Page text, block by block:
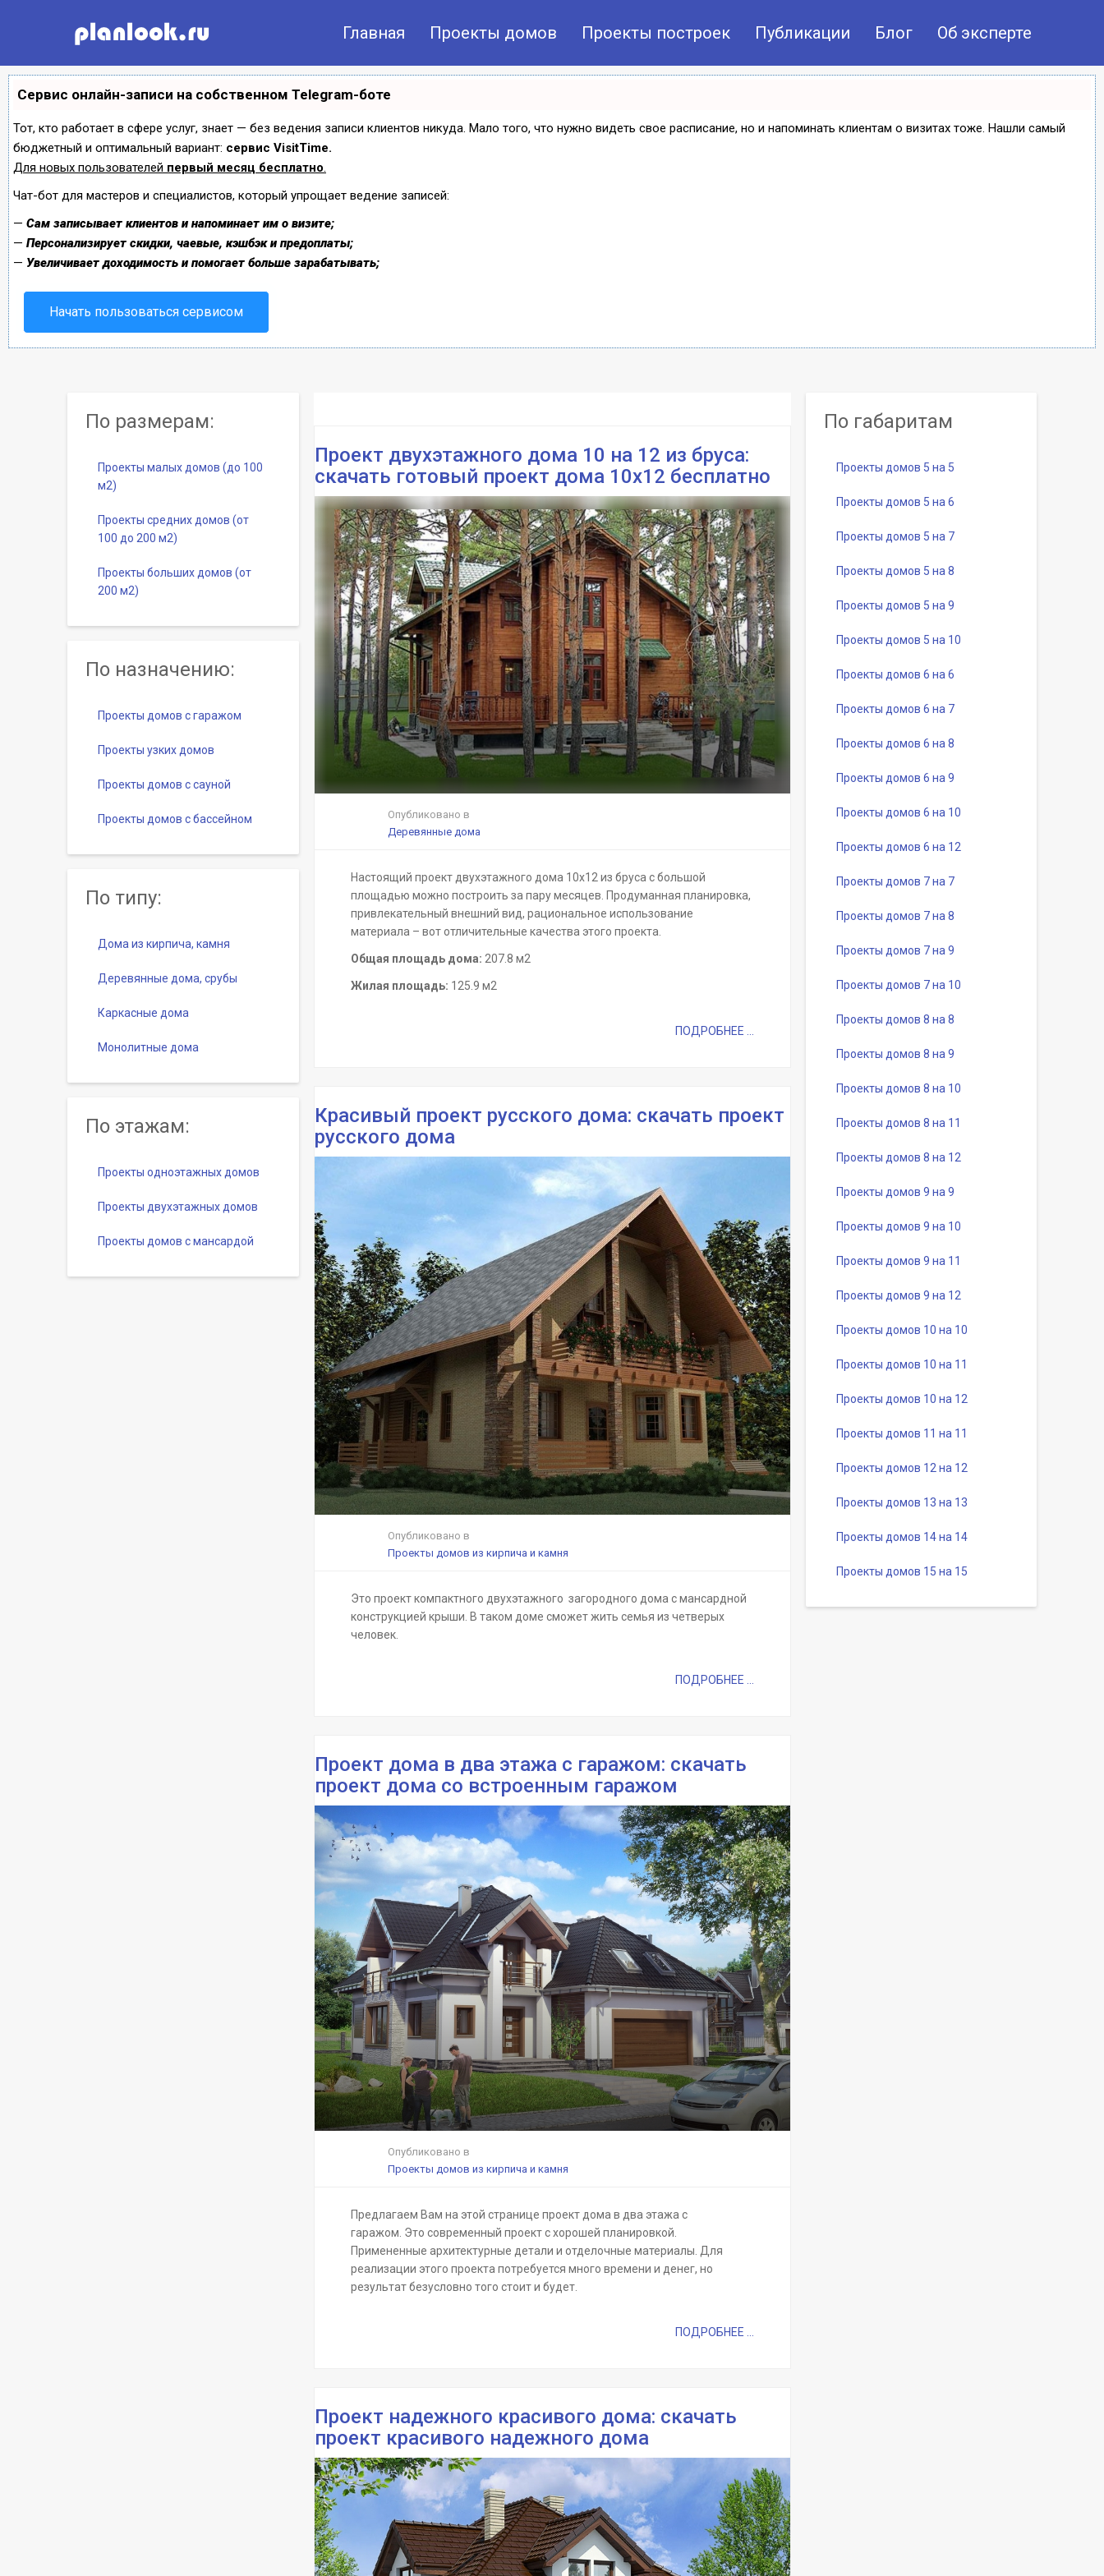
Главная Проекты домов Проекты построек Публикации Блог Об эксперте
Сервис онлайн-записи на собственном Telegram-боте
Тот, кто работает в сфере услуг, знает — без ведения записи клиентов никуда. Мало того, что нужно видеть свое расписание, но и напоминать клиентам о визитах тоже. Нашли самый
бюджетный и оптимальный вариант: сервис VisitTime.
Для новых пользователей первый месяц бесплатно.
Чат-бот для мастеров и специалистов, который упрощает ведение записей:
— Сам записывает клиентов и напоминает им о визите;
— Персонализирует скидки, чаевые, кэшбэк и предоплаты;
— Увеличивает доходимость и помогает больше зарабатывать;
Начать пользоваться сервисом
Проект двухэтажного дома 10 на 12 из бруса:
скачать готовый проект дома 10х12 бесплатно
Опубликовано в
Деревянные дома
Настоящий проект двухэтажного дома 10х12 из бруса с большой
площадью можно построить за пару месяцев. Продуманная планировка,
привлекательный внешний вид, рациональное использование
материала – вот отличительные качества этого проекта.
Общая площадь дома: 207.8 м2
Жилая площадь: 125.9 м2
ПОДРОБНЕЕ ...
Красивый проект русского дома: скачать проект
русского дома
Опубликовано в
Проекты домов из кирпича и камня
Это проект компактного двухэтажного загородного дома с мансардной
конструкцией крыши. В таком доме сможет жить семья из четверых
человек.
ПОДРОБНЕЕ ...
Проект дома в два этажа с гаражом: скачать
проект дома со встроенным гаражом
Опубликовано в
Проекты домов из кирпича и камня
Предлагаем Вам на этой странице проект дома в два этажа с
гаражом. Это современный проект с хорошей планировкой.
Примененные архитектурные детали и отделочные материалы. Для
реализации этого проекта потребуется много времени и денег, но
результат безусловно того стоит и будет.
ПОДРОБНЕЕ ...
Проект надежного красивого дома: скачать
проект красивого надежного дома
По размерам:
Проекты малых домов (до 100
м2)
Проекты средних домов (от
100 до 200 м2)
Проекты больших домов (от
200 м2)
По назначению:
Проекты домов с гаражом
Проекты узких домов
Проекты домов с сауной
Проекты домов с бассейном
По типу:
Дома из кирпича, камня
Деревянные дома, срубы
Каркасные дома
Монолитные дома
По этажам:
Проекты одноэтажных домов
Проекты двухэтажных домов
Проекты домов с мансардой
По габаритам
Проекты домов 5 на 5
Проекты домов 5 на 6
Проекты домов 5 на 7
Проекты домов 5 на 8
Проекты домов 5 на 9
Проекты домов 5 на 10
Проекты домов 6 на 6
Проекты домов 6 на 7
Проекты домов 6 на 8
Проекты домов 6 на 9
Проекты домов 6 на 10
Проекты домов 6 на 12
Проекты домов 7 на 7
Проекты домов 7 на 8
Проекты домов 7 на 9
Проекты домов 7 на 10
Проекты домов 8 на 8
Проекты домов 8 на 9
Проекты домов 8 на 10
Проекты домов 8 на 11
Проекты домов 8 на 12
Проекты домов 9 на 9
Проекты домов 9 на 10
Проекты домов 9 на 11
Проекты домов 9 на 12
Проекты домов 10 на 10
Проекты домов 10 на 11
Проекты домов 10 на 12
Проекты домов 11 на 11
Проекты домов 12 на 12
Проекты домов 13 на 13
Проекты домов 14 на 14
Проекты домов 15 на 15